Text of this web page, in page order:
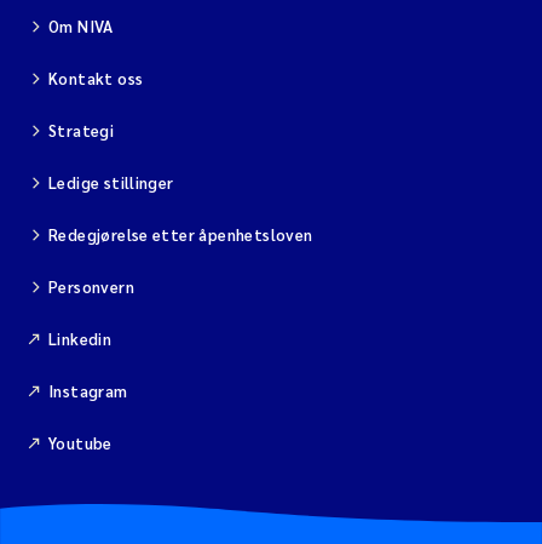
Om NIVA
Kontakt oss
Strategi
Ledige stillinger
Redegjørelse etter åpenhetsloven
Personvern
Linkedin
Instagram
Youtube